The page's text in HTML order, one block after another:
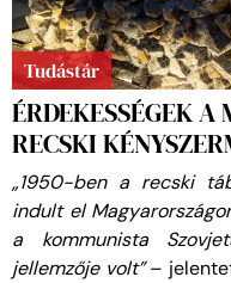
Tudástár
ÉRDEKESSÉGEK
RECSKI
„1950-ben a recski
indult el
a kommunista
jellemzője volt”–